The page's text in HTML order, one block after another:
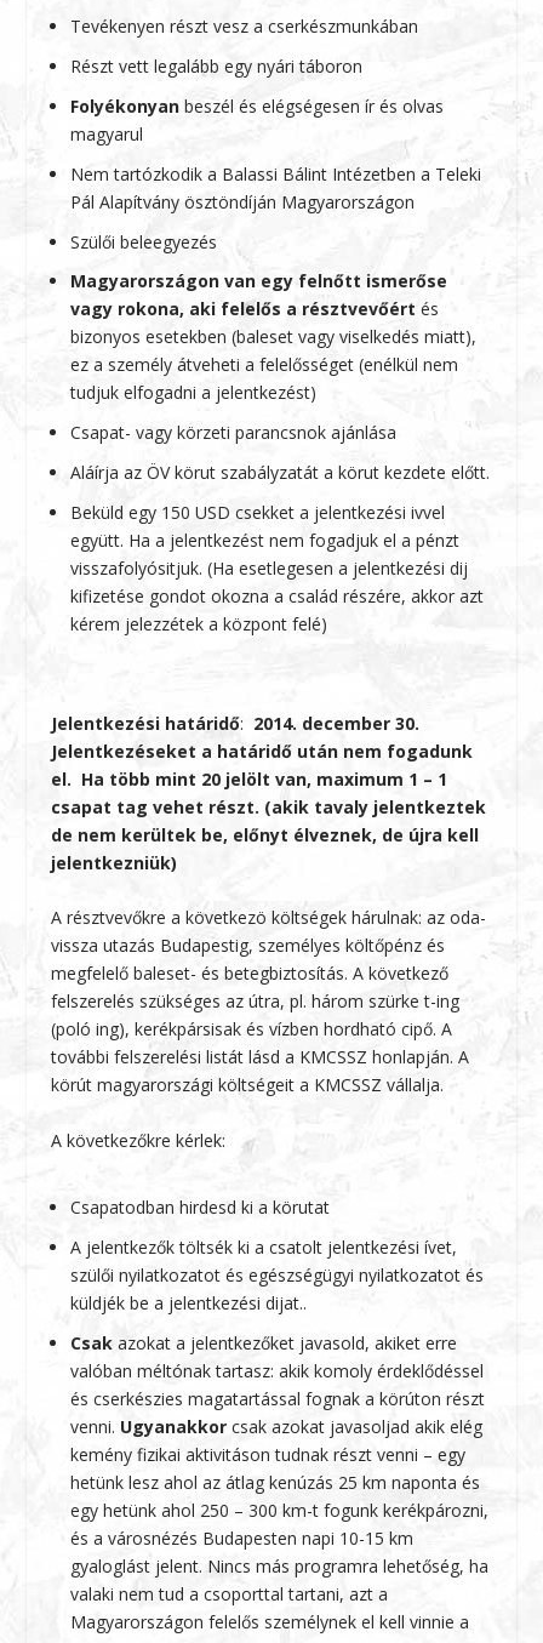
Tevékenyen részt vesz a cserkészmunkában
Részt vett legalább egy nyári táboron
Folyékonyan beszél és elégségesen ír és olvas
magyarul
Nem tartózkodik a Balassi Bálint Intézetben a Teleki
Pál Alapítvány ösztöndíján Magyarországon
Szülői beleegyezés
Magyarországon van egy felnőtt ismerőse
vagy rokona, aki felelős a résztvevőért és
bizonyos esetekben (baleset vagy viselkedés miatt),
ez a személy átveheti a felelősséget (enélkül nem
tudjuk elfogadni a jelentkezést)
Csapat- vagy körzeti parancsnok ajánlása
Aláírja az ÖV körut szabályzatát a körut kezdete előtt.
Beküld egy 150 USD csekket a jelentkezési ivvel
együtt. Ha a jelentkezést nem fogadjuk el a pénzt
visszafolyósitjuk. (Ha esetlegesen a jelentkezési dij
kifizetése gondot okozna a család részére, akkor azt
kérem jelezzétek a központ felé)
Jelentkezési határidő: 2014. december 30.
Jelentkezéseket a határidő után nem fogadunk
el. Ha több mint 20 jelölt van, maximum 1 – 1
csapat tag vehet részt. (akik tavaly jelentkeztek
de nem kerültek be, előnyt élveznek, de újra kell
jelentkezniük)
A résztvevőkre a következö költségek hárulnak: az oda-
vissza utazás Budapestig, személyes költőpénz és
megfelelő baleset- és betegbiztosítás. A következő
felszerelés szükséges az útra, pl. három szürke t-ing
(poló ing), kerékpársisak és vízben hordható cipő. A
további felszerelési listát lásd a KMCSSZ honlapján. A
körút magyarországi költségeit a KMCSSZ vállalja.
A következőkre kérlek:
Csapatodban hirdesd ki a körutat
A jelentkezők töltsék ki a csatolt jelentkezési ívet,
szülői nyilatkozatot és egészségügyi nyilatkozatot és
küldjék be a jelentkezési dijat..
Csak azokat a jelentkezőket javasold, akiket erre
valóban méltónak tartasz: akik komoly érdeklődéssel
és cserkészies magatartással fognak a körúton részt
venni. Ugyanakkor csak azokat javasoljad akik elég
kemény fizikai aktivitáson tudnak részt venni – egy
hetünk lesz ahol az átlag kenúzás 25 km naponta és
egy hetünk ahol 250 – 300 km-t fogunk kerékpározni,
és a városnézés Budapesten napi 10-15 km
gyaloglást jelent. Nincs más programra lehetőség, ha
valaki nem tud a csoporttal tartani, azt a
Magyarországon felelős személynek el kell vinnie a